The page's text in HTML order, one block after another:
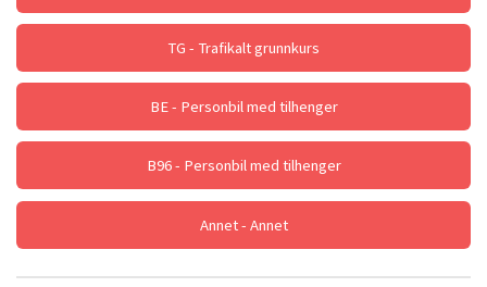
TG - Trafikalt grunnkurs
BE - Personbil med tilhenger
B96 - Personbil med tilhenger
Annet - Annet